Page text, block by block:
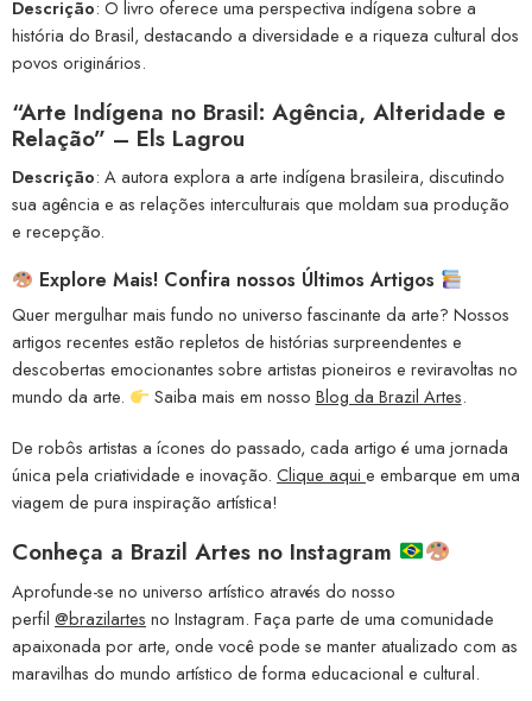
Descrição: O livro oferece uma perspectiva indígena sobre a
história do Brasil, destacando a diversidade e a riqueza cultural dos
povos originários.
“Arte Indígena no Brasil: Agência, Alteridade e
Relação” – Els Lagrou
Descrição: A autora explora a arte indígena brasileira, discutindo
sua agência e as relações interculturais que moldam sua produção
e recepção.
Explore Mais! Confira nossos Últimos Artigos
Quer mergulhar mais fundo no universo fascinante da arte? Nossos
artigos recentes estão repletos de histórias surpreendentes e
descobertas emocionantes sobre artistas pioneiros e reviravoltas no
mundo da arte.
Saiba mais em nosso Blog da Brazil Artes.
De robôs artistas a ícones do passado, cada artigo é uma jornada
única pela criatividade e inovação. Clique aqui e embarque em uma
viagem de pura inspiração artística!
Conheça a Brazil Artes no Instagram
Aprofunde-se no universo artístico através do nosso
perfil @brazilartes no Instagram. Faça parte de uma comunidade
apaixonada por arte, onde você pode se manter atualizado com as
maravilhas do mundo artístico de forma educacional e cultural.